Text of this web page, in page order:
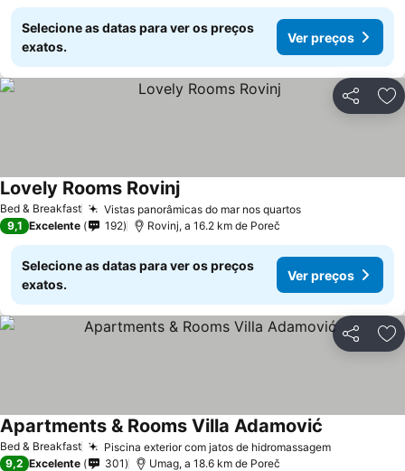
Selecione as datas para ver os preços
exatos.
Ver preços
Partilhar
Bed & Breakfast Vistas panorâmicas do mar nos quartos
Lovely Rooms Rovinj
9,1 Excelente 192 Rovinj, a 16.2 km de Poreč
Selecione as datas para ver os preços
exatos.
Ver preços
Partilhar
Bed & Breakfast Piscina exterior com jatos de hidromassagem
Apartments & Rooms Villa Adamović
9,2 Excelente 301 Umag, a 18.6 km de Poreč